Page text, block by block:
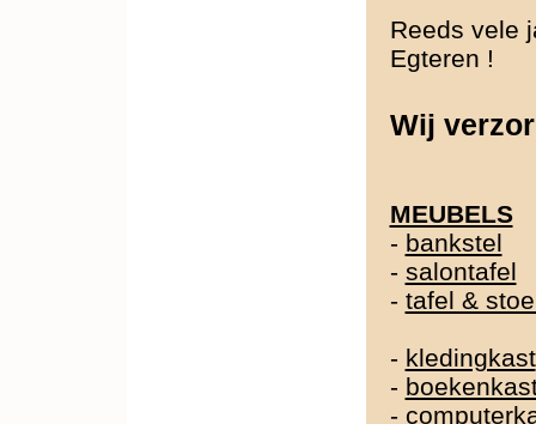
Reeds vele
Egteren !
Wij
MEUBELS
- bankstel
- salontafel
- tafel &
- kledingkast
-
-